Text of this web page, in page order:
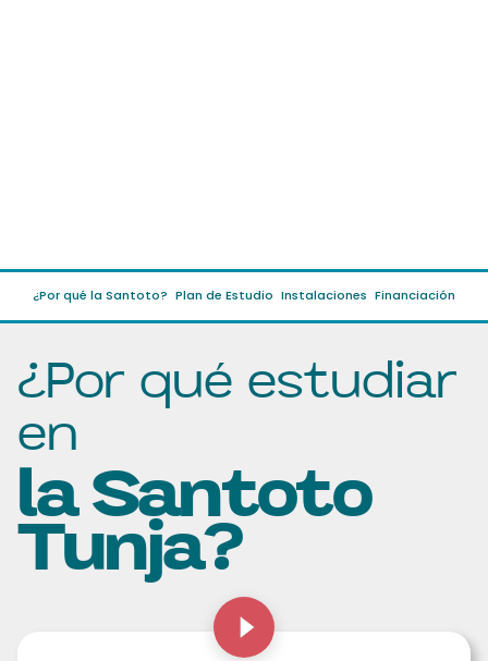
¿Por qué la Santoto? Plan de Estudio Instalaciones Financiación
¿Por qué estudiar
en
la Santoto
Tunja?